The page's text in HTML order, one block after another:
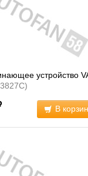
устройство
В